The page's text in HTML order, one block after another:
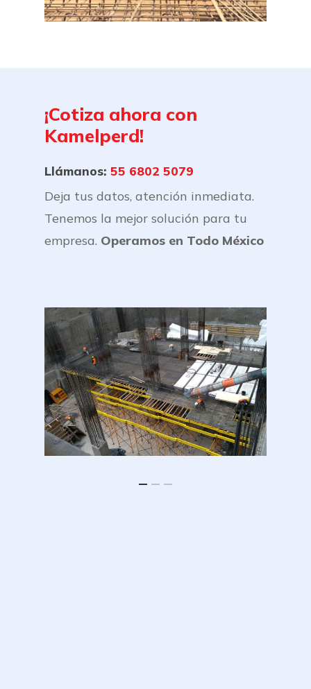
¡Cotiza ahora con
Kamelperd!
Llámanos:55 6802 5079
Deja tus datos, atención inmediata.
Tenemos la mejor solución para tu
empresa. Operamos en Todo México